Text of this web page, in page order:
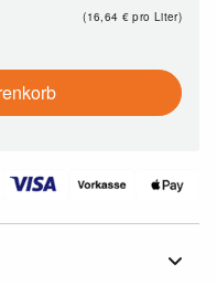
(16,64 € pro Liter)